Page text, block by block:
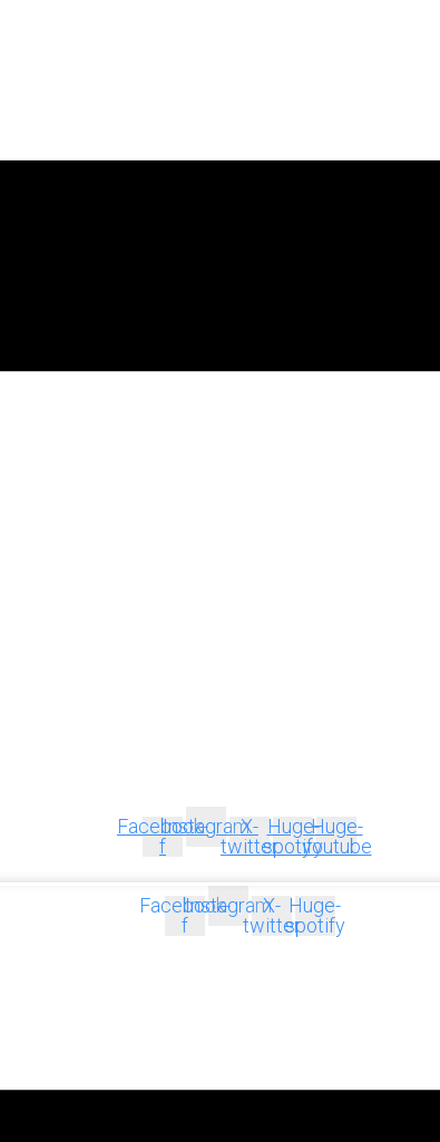
Facebook-
f
InstagramX-
twitter
Huge-
spotify
Huge-
youtube
Facebook-
f
InstagramX-
twitter
Huge-
spotify